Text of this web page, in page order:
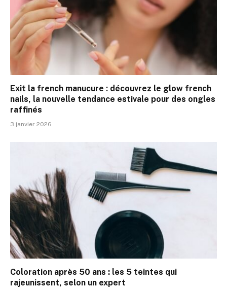
Exit la french manucure : découvrez le glow french
nails, la nouvelle tendance estivale pour des ongles
raffinés
3 janvier 2026
Coloration après 50 ans : les 5 teintes qui
rajeunissent, selon un expert